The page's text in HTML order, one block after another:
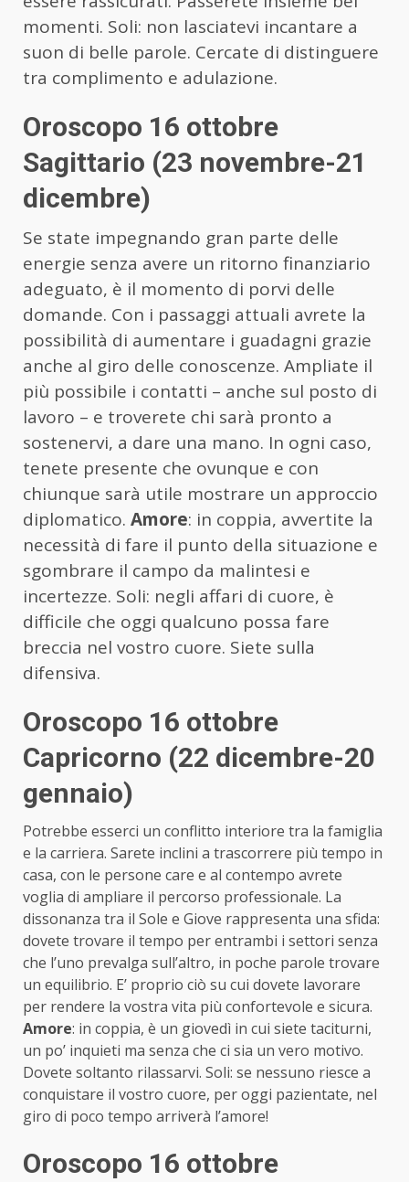
momenti. Soli: non lasciatevi incantare a
suon di belle parole. Cercate di distinguere
tra complimento e adulazione.
Oroscopo 16 ottobre
Sagittario (23 novembre-21
dicembre)
Se state impegnando gran parte delle
energie senza avere un ritorno finanziario
adeguato, è il momento di porvi delle
domande. Con i passaggi attuali avrete la
possibilità di aumentare i guadagni grazie
anche al giro delle conoscenze. Ampliate il
più possibile i contatti – anche sul posto di
lavoro – e troverete chi sarà pronto a
sostenervi, a dare una mano. In ogni caso,
tenete presente che ovunque e con
chiunque sarà utile mostrare un approccio
diplomatico. Amore: in coppia, avvertite la
necessità di fare il punto della situazione e
sgombrare il campo da malintesi e
incertezze. Soli: negli affari di cuore, è
difficile che oggi qualcuno possa fare
breccia nel vostro cuore. Siete sulla
difensiva.
Oroscopo 16 ottobre
Capricorno (22 dicembre-20
gennaio)
Potrebbe esserci un conflitto interiore tra la famiglia
e la carriera. Sarete inclini a trascorrere più tempo in
casa, con le persone care e al contempo avrete
voglia di ampliare il percorso professionale. La
dissonanza tra il Sole e Giove rappresenta una sfida:
dovete trovare il tempo per entrambi i settori senza
che l’uno prevalga sull’altro, in poche parole trovare
un equilibrio. E’ proprio ciò su cui dovete lavorare
per rendere la vostra vita più confortevole e sicura.
Amore: in coppia, è un giovedì in cui siete taciturni,
un po’ inquieti ma senza che ci sia un vero motivo.
Dovete soltanto rilassarvi. Soli: se nessuno riesce a
conquistare il vostro cuore, per oggi pazientate, nel
giro di poco tempo arriverà l’amore!
Oroscopo 16 ottobre